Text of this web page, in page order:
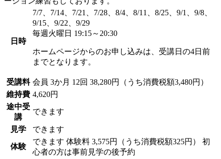
日時
7/7、7/14、7/21、7/28、8/4、8/11、8/25、9/1、9/8、
9/15、9/22、9/29
毎週火曜日 19:15～20:30
ホームページからのお申し込みは、受講日の4日前
までとなります。
受講料 会員 3か月 12回 38,280円（うち消費税額3,480円）
維持費 4,620円
途中受
講
できます
見学 できます
体験
できます 体験料 3,575円（うち消費税額325円） 初
心者の方は事前見学の後予約